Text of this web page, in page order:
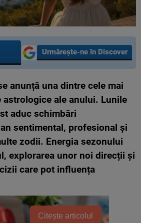
Urmărește-ne în Discover
anunță una dintre cele mai
astrologice ale anului. Lunile
aduc schimbări
sentimental, profesional și
zodii. Energia sezonului
explorarea unor noi direcții și
care pot influența
Citește articolul